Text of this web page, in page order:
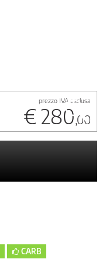
prezzo IVA esclusa
€ 280,00
CARB